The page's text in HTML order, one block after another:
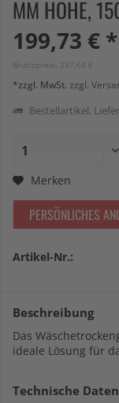
MM HÖHE,
199,73 € *
Bruttopreis: 237,68 €
*zzgl. MwSt. zzgl.
Bestellartikel.
Merken
PERSÖNLICHES
Artikel-Nr.:
Beschreibung
Das
ideale Lösung für
Technische Daten